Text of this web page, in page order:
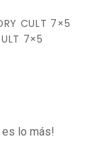
CULT 7×5
7×5
lo más!